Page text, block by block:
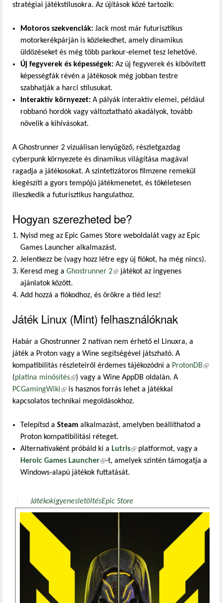
stratégiai játékstílusokra. Az újítások közé tartozik:
Motoros szekvenciák: Jack most már futurisztikus
motorkerékpárján is közlekedhet, amely dinamikus
üldözéseket és még több parkour-elemet tesz lehetővé.
Új fegyverek és képességek: Az új fegyverek és kibővített
képességfák révén a játékosok még jobban testre
szabhatják a harci stílusukat.
Interaktív környezet: A pályák interaktív elemei, például
robbanó hordók vagy változtatható akadályok, tovább
növelik a kihívásokat.
A Ghostrunner 2 vizuálisan lenyűgöző, részletgazdag
cyberpunk környezete és dinamikus világítása magával
ragadja a játékosokat. A szintetizátoros filmzene remekül
kiegészíti a gyors tempójú játékmenetet, és tökéletesen
illeszkedik a futurisztikus hangulathoz.
Hogyan szerezheted be?
Nyisd meg az Epic Games Store weboldalát vagy az Epic
Games Launcher alkalmazást.
Jelentkezz be (vagy hozz létre egy új fiókot, ha még nincs).
Keresd meg a Ghostrunner 2(külső hivatkozás)
játékot az ingyenes
ajánlatok között.
Add hozzá a fiókodhoz, és örökre a tiéd lesz!
Játék Linux (Mint) felhasználóknak
Habár a Ghostrunner 2 natívan nem érhető el Linuxra, a
játék a Proton vagy a Wine segítségével játszható. A
kompatibilitás részleteiről érdemes tájékozódni a ProtonDB(külső
(platina minősítés(külső hivatkozás)
) vagy a Wine AppDB oldalán. A
PCGamingWiki(külső hivatkozás)
is hasznos forrás lehet a játékkal
kapcsolatos technikai megoldásokhoz.
Telepítsd a Steam alkalmazást, amelyben beállíthatod a
Proton kompatibilitási réteget.
Alternatívaként próbáld ki a Lutris(külső hivatkozás)
platformot, vagy a
Heroic Games Launcher(külső hivatkozás)
-t, amelyek szintén támogatja a
Windows-alapú játékok futtatását.
JátékokigyenesletöltésEpic Store